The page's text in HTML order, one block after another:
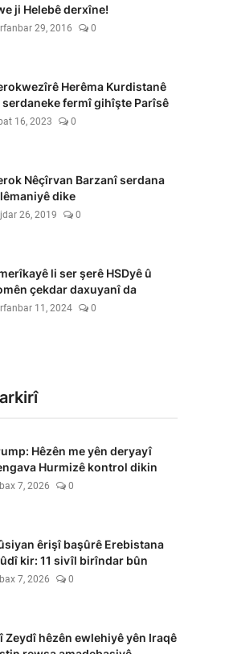
ji Helebê derxîne!
29, 2016 0
Herêma Kurdistanê
serdaneke fermî gihîşte Parîsê
16, 2023 0
Nêçîrvan Barzanî serdana
dike
26, 2019 0
li ser şerê HSDyê û
çekdar daxuyanî da
11, 2024 0
Hêzên me yên deryayî
Hurmizê kontrol dikin
7, 2026 0
êrişî başûrê Erebistana
kir: 11 sivîl birîndar bûn
7, 2026 0
Zeydî hêzên ewlehiyê yên Iraqê